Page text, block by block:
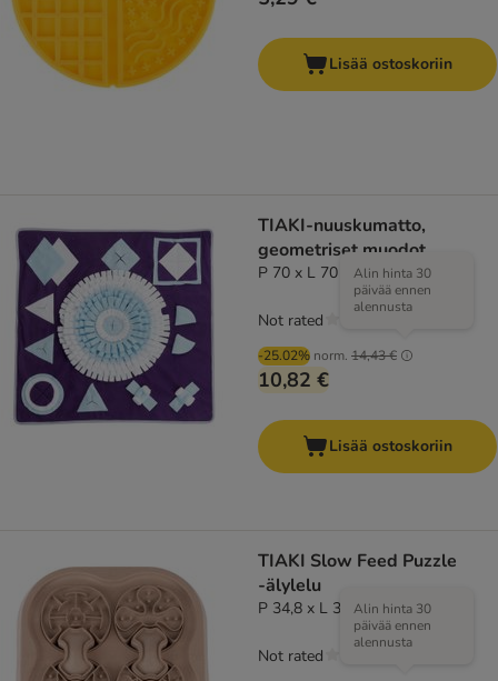
Lisää ostoskoriin
TIAKI-nuuskumatto,
geometriset muodot
P 70 x L 70 x K 1 cm
-25.02% norm. 14,43 €
Alin hinta 30
päivää ennen
alennusta
10,82 €
Not rated
Lisää ostoskoriin
TIAKI Slow Feed Puzzle
-älylelu
P 34,8 x L 34,8 x K 5,7 cm
Alin hinta 30
päivää ennen
alennusta
Not rated